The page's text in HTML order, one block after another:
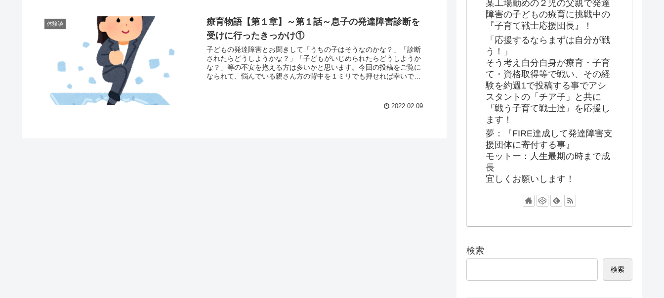
体験談
療育物語【第１章】～第１話～息子の発達障害診断を
受けに行ったきっかけ①
子どもの発達障害とお聞きして「うちの子はそうなのかな？」「診断
されたらどうしようかな？」「子どもがいじめられたらどうしようか
な？」等の不安を抱える方は多いかと思います。今回の投稿をご覧に
なられて、悩んでいる親さん方の背中を１ミリでも押せれば幸いで
2022.02.09
某工場勤めの２児の父親で発達
障害の子どもの療育に挑戦中の
『子育て戦士応援団長』！
「応援するならまずは自分が戦
う！」
そう考え自分自身が療育・子育
て・資格取得等で戦い、その経
験を約週1で投稿する事でアシ
スタントの「チア子」と共に
『戦う子育て戦士達』を応援し
ます！
夢：『FIRE達成して発達障害支
援団体に寄付する事』
モットー：人生最期の時まで成
長
宜しくお願いします！
検索
検索